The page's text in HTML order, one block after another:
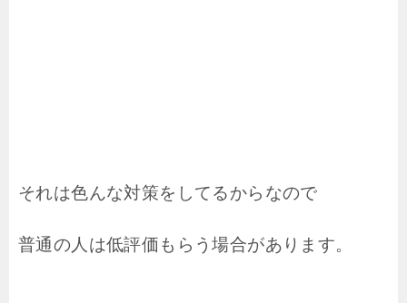
それは色んな対策をしてるからなので
普通の人は低評価もらう場合があります。